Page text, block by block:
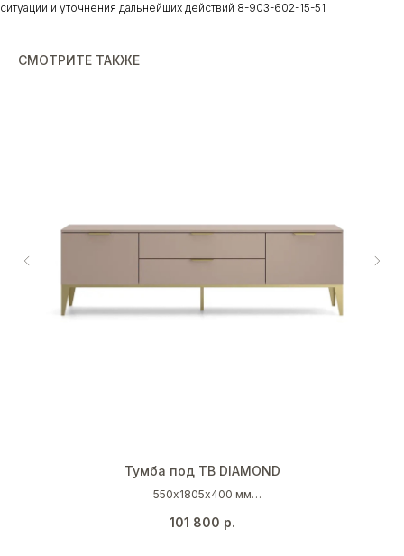
ситуации и уточнения дальнейших действий 8-903-602-15-51
СМОТРИТЕ ТАКЖЕ
Тумба под ТВ DIAMOND
550х1805х400 мм
Золото
101 800 р.